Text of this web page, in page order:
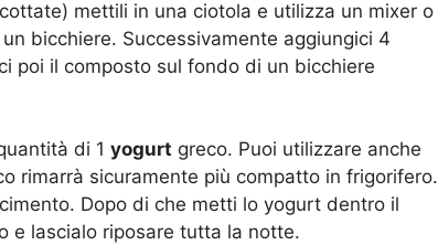
mettili in una ciotola e utilizza un mixer o
bicchiere. Successivamente aggiungici 4
poi il composto sul fondo di un bicchiere
di 1 yogurt greco. Puoi utilizzare anche
rimarrà sicuramente più compatto in frigorifero.
Dopo di che metti lo yogurt dentro il
e lascialo riposare tutta la notte.